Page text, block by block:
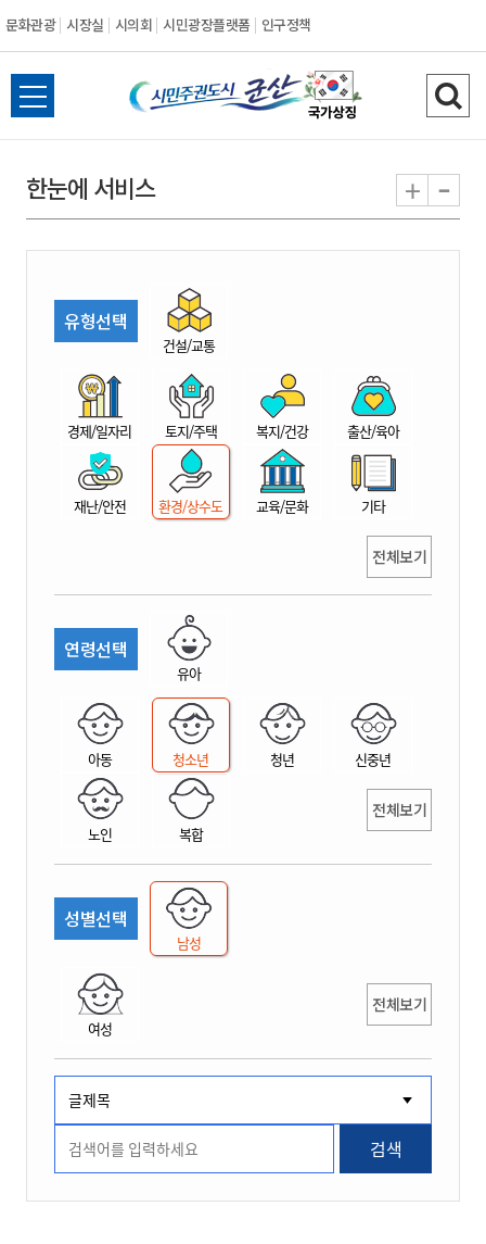
문화관광 시장실 시의회 시민광장플랫폼 인구정책
시
민
권
시
산
전
체
뉴
열
검
색
기
한눈에 서비스 + -
유형선택
건설/교통
경제/일자리 토지/주택 복지/건강 출산/육아
재난/안전 환경/상수도 교육/문화 기타
전체보기
연령선택
유아
아동 청소년 청년 신중년
노인 복합
전체보기
성별선택
남성
여성
전체보기
검색